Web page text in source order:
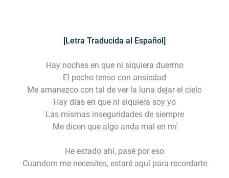
[Letra Traducida al Español]
Hay noches en que ni siquiera duermo
El pecho tenso con ansiedad
Me amanezco con tal de ver la luna dejar el cielo
Hay días en que ni siquiera soy yo
Las mismas inseguridades de siempre
Me dicen que algo anda mal en mí
He estado ahí, pasé por eso
Cuandom me necesites, estaré aquí para recordarte